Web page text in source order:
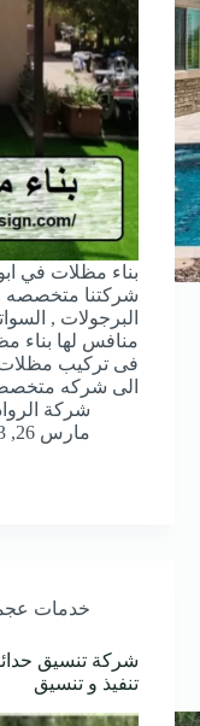
شركتنا متخصصه
البرجولات ,
منافس لها بناء
فى تركيب مظلات
الى شركه
شركة
مارس 26, 2023
خدمات
تنفيذ و تنسيق